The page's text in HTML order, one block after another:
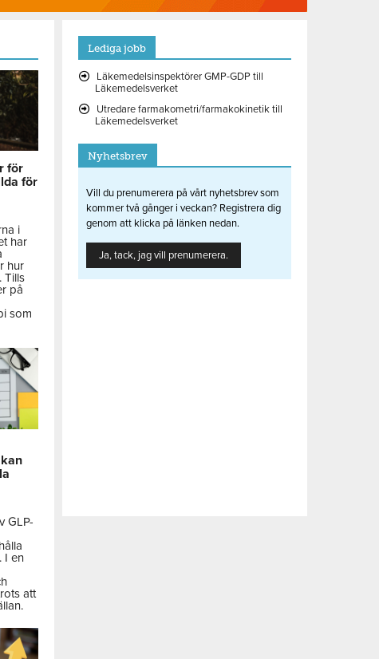
för
för
i
har
hur
Tills
på
som
GLP-
I en
att
Lediga jobb
Läkemedelsinspektörer GMP-GDP till
Läkemedelsverket
Utredare farmakometri/farmakokinetik till
Läkemedelsverket
Nyhetsbrev
Vill du prenumerera på vårt nyhetsbrev som
kommer två gånger i veckan? Registrera dig
genom att klicka på länken nedan.
Ja, tack, jag vill prenumerera.